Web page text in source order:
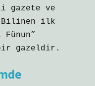
ve
Bilinen ilk
gazeldir.